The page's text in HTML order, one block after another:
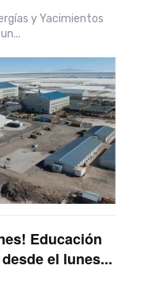
y Yacimientos
Educación
el lunes...